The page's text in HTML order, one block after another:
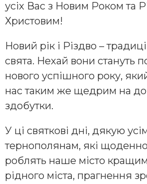
усіх Вас з Новим Роком та
Христовим!
Новий рік і Різдво –
свята. Нехай вони стануть
нового успішного року,
нас таким же щедрим на
здобутки.
У ці святкові дні, дякую
тернополянам, які
роблять наше місто
рідного міста, прагнення